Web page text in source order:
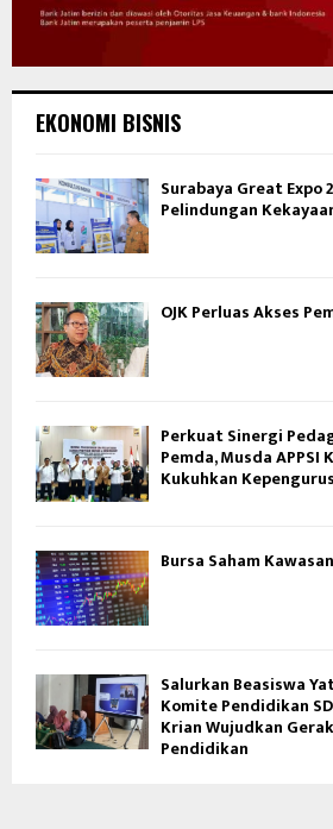
EKONOMI BISNIS
Surabaya Great Expo
Pelindungan
OJK Perluas Akses
Perkuat Sinergi
Pemda, Musda
Kukuhkan
Bursa Saham
Salurkan Beasiswa
Komite Pendidikan
Krian Wujudkan
Pendidikan